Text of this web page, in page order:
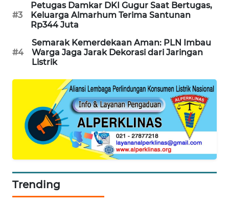
#3
Petugas Damkar DKI Gugur Saat Bertugas,
Keluarga Almarhum Terima Santunan
Rp344 Juta
#4
Semarak Kemerdekaan Aman: PLN Imbau
Warga Jaga Jarak Dekorasi dari Jaringan
Listrik
Trending
WAHANA
WAHANA
DESA
WISATA
WAHANA
Wahana
Network